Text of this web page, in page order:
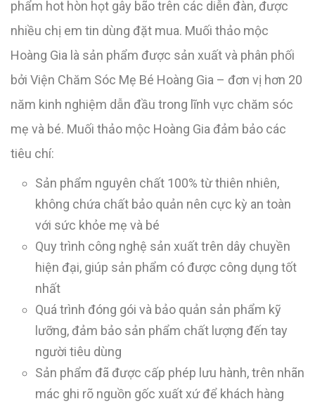
phẩm hot hòn họt gây bão trên các diễn đàn, được
nhiều chị em tin dùng đặt mua. Muối thảo mộc
Hoàng Gia là sản phẩm được sản xuất và phân phối
bởi Viện Chăm Sóc Mẹ Bé Hoàng Gia – đơn vị hơn 20
năm kinh nghiệm dẫn đầu trong lĩnh vực chăm sóc
mẹ và bé. Muối thảo mộc Hoàng Gia đảm bảo các
tiêu chí:
Sản phẩm nguyên chất 100% từ thiên nhiên,
không chứa chất bảo quản nên cực kỳ an toàn
với sức khỏe mẹ và bé
Quy trình công nghệ sản xuất trên dây chuyền
hiện đại, giúp sản phẩm có được công dụng tốt
nhất
Quá trình đóng gói và bảo quản sản phẩm kỹ
lưỡng, đảm bảo sản phẩm chất lượng đến tay
người tiêu dùng
Sản phẩm đã được cấp phép lưu hành, trên nhãn
mác ghi rõ nguồn gốc xuất xứ để khách hàng